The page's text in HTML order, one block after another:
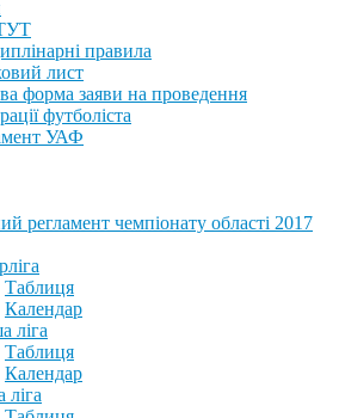
правила
лист
форма заяви на проведення
футболіста
УАФ
регламент чемпіонату області 2017
Таблиця
Календар
ліга
Таблиця
Календар
ліга